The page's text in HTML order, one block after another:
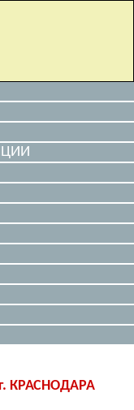
КРАСНОДАРА